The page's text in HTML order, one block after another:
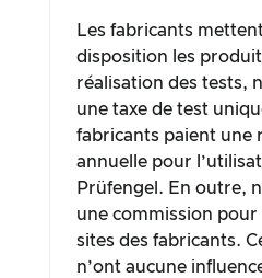
Les fabricants
disposition les
réalisation des tests,
une taxe de test
fabricants paient une
annuelle pour
Prüfengel. En outre,
une commission pour
sites des fabricants.
n’ont aucune